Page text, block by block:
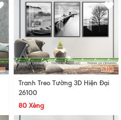
Tranh Treo Tường 3D Hiện Đại
26100
80 Xèng